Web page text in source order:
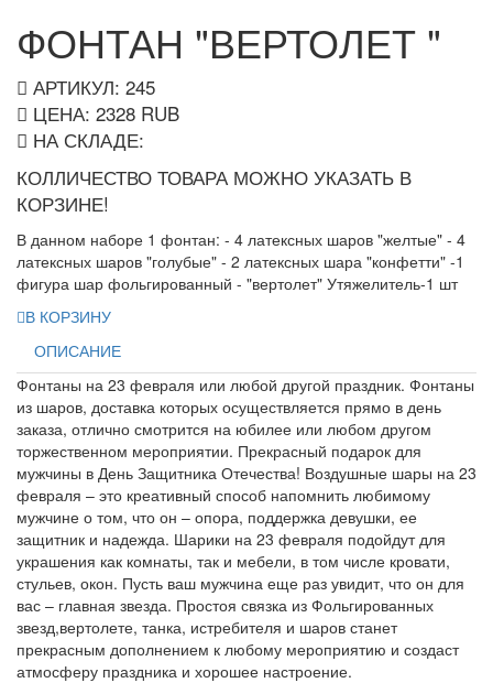
ФОНТАН "ВЕРТОЛЕТ "
АРТИКУЛ: 245
ЦЕНА: 2328 RUB
НА СКЛАДЕ:
КОЛЛИЧЕСТВО ТОВАРА МОЖНО УКАЗАТЬ В
КОРЗИНЕ!
В данном наборе 1 фонтан: - 4 латексных шаров "желтые" - 4
латексных шаров "голубые" - 2 латексных шара "конфетти" -1
фигура шар фольгированный - "вертолет" Утяжелитель-1 шт
В КОРЗИНУ
ОПИСАНИЕ
Фонтаны на 23 февраля или любой другой праздник. Фонтаны
из шаров, доставка которых осуществляется прямо в день
заказа, отлично смотрится на юбилее или любом другом
торжественном мероприятии. Прекрасный подарок для
мужчины в День Защитника Отечества! Воздушные шары на 23
февраля – это креативный способ напомнить любимому
мужчине о том, что он – опора, поддержка девушки, ее
защитник и надежда. Шарики на 23 февраля подойдут для
украшения как комнаты, так и мебели, в том числе кровати,
стульев, окон. Пусть ваш мужчина еще раз увидит, что он для
вас – главная звезда. Простоя связка из Фольгированных
звезд,вертолете, танка, истребителя и шаров станет
прекрасным дополнением к любому мероприятию и создаст
атмосферу праздника и хорошее настроение.